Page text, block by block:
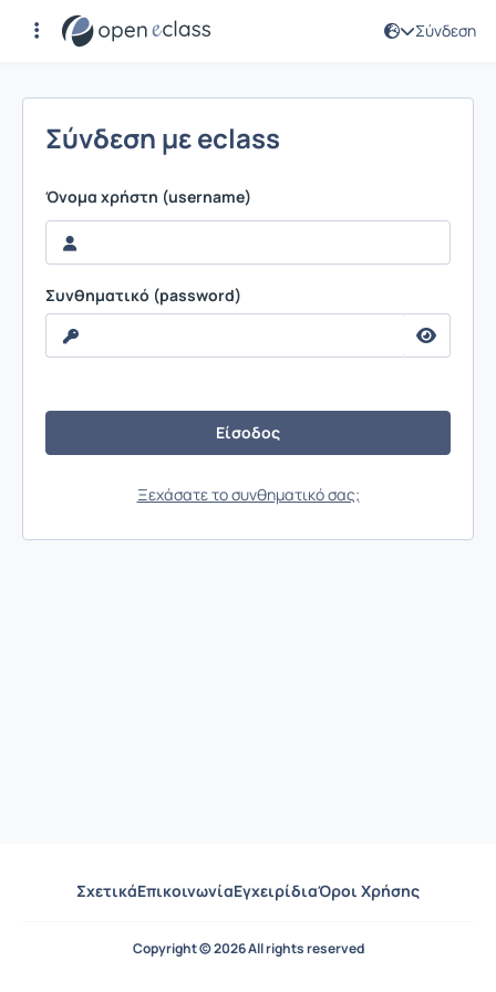
Σύνδεση
Σύνδεση
Σύνδεση με eclass
Όνομα χρήστη (username)
Συνθηματικό (password)
Ξεχάσατε το συνθηματικό σας;
ΣχετικάΕπικοινωνίαΕγχειρίδιαΌροι Χρήσης
Copyright © 2026 All rights reserved